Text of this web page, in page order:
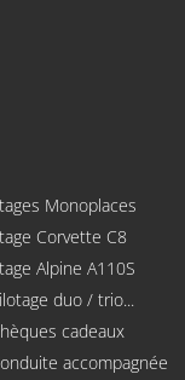
Monoplaces
Corvette C8
Alpine A110S
duo / trio...
cadeaux
accompagnée